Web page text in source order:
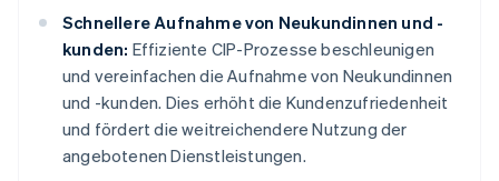
Schnellere Aufnahme von Neukundinnen und -
kunden: Effiziente CIP-Prozesse beschleunigen
und vereinfachen die Aufnahme von Neukundinnen
und -kunden. Dies erhöht die Kundenzufriedenheit
und fördert die weitreichendere Nutzung der
angebotenen Dienstleistungen.